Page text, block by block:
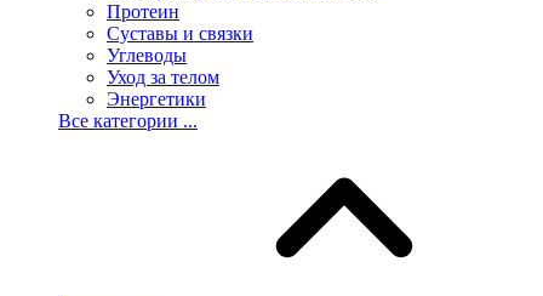
Протеин
Суставы и связки
Углеводы
Уход за телом
Энергетики
Все категории ...